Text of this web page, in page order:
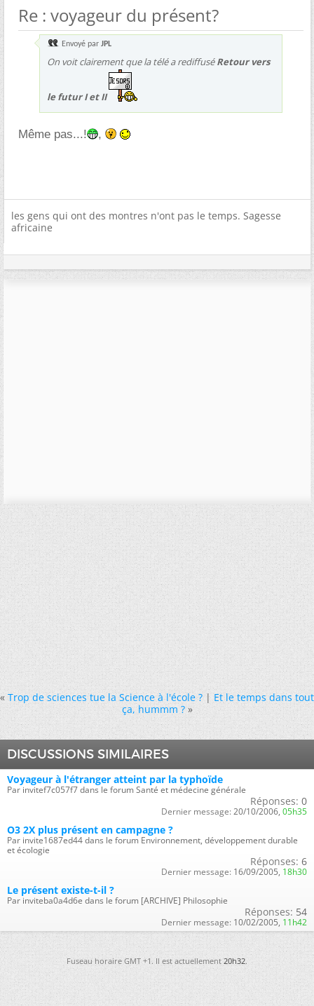
Re : voyageur du présent?
Envoyé par JPL
On voit clairement que la télé a rediffuséRetour vers
le futur I et II
Même pas...! ,
les gens qui ont des montres n'ont pas le temps. Sagesse
africaine
« Trop de sciences tue la Science à l'école ?|Et le temps dans tout
ça, hummm ? »
DISCUSSIONS SIMILAIRES
Voyageur à l'étranger atteint par la typhoïde
Par invitef7c057f7 dans le forum Santé et médecine générale
Réponses: 0
Dernier message: 20/10/2006, 05h35
O3 2X plus présent en campagne ?
Par invite1687ed44 dans le forum Environnement, développement durable
et écologie
Réponses: 6
Dernier message: 16/09/2005, 18h30
Le présent existe-t-il ?
Par inviteba0a4d6e dans le forum [ARCHIVE] Philosophie
Réponses: 54
Dernier message: 10/02/2005, 11h42
Fuseau horaire GMT +1. Il est actuellement20h32.